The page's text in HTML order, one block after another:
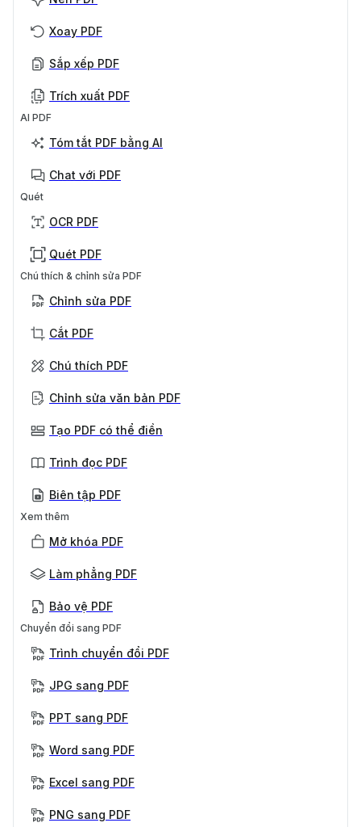
Xoay PDF
Sắp xếp PDF
Trích xuất PDF
AI PDF
Tóm tắt PDF bằng AI
Chat với PDF
Quét
OCR PDF
Quét PDF
Chú thích & chỉnh sửa PDF
Chỉnh sửa PDF
Cắt PDF
Chú thích PDF
Chỉnh sửa văn bản PDF
Tạo PDF có thể điền
Trình đọc PDF
Biên tập PDF
Xem thêm
Mở khóa PDF
Làm phẳng PDF
Bảo vệ PDF
Chuyển đổi sang PDF
Trình chuyển đổi PDF
JPG sang PDF
PPT sang PDF
Word sang PDF
Excel sang PDF
PNG sang PDF